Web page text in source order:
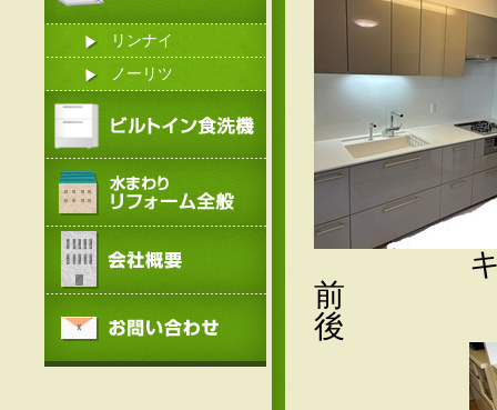
リンナイ
ノーリツ
キッチ
前 ⇒
後